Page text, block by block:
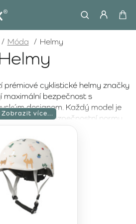
Móda Helmy
prémiové cyklistické helmy značky
maximální bezpečnost s
designem. Každý model je
evropské bezpečnostní normy
a je opatřen certifikací CE.
ochranu při jízdě na kole,
rodiče, kteří nehledají
bezpečnost, kvalitu a
, je značka LIEWOOD přirozenou
jsou vyrobeny z
pevnost a dlouhou životnost